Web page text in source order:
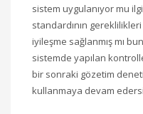
sistem uygulanıyor mu
standardının
iyileşme sağlanmış mı
sistemde yapılan
bir sonraki gözetim
kullanmaya devam